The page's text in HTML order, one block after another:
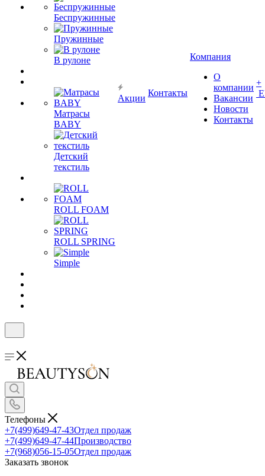
Беспружинные
Пружинные
В рулоне
Матрасы
BABY
Детский
текстиль
ROLL FOAM
ROLL SPRING
Simple
Акции
Контакты
Компания
О
компании
Вакансии
Новости
Контакты
+
Телефоны
+7(499)649-47-43Отдел продаж
+7(499)649-47-44Производство
+7(968)056-15-05Отдел продаж
Заказать звонок